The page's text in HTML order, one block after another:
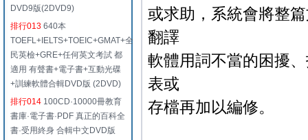
DVD9版(2DVD9)
排行013 640本
TOEFL+IELTS+TOEIC+GMAT+全
民英檢+GRE+任何英文考試 都
適用 有聲書+電子書+互動光碟
+訓練軟體合輯DVD版 (2DVD)
排行014 100CD·10000冊教育
書庫·電子書·PDF 真正的百科全
書·受用終身 合輯中文DVD版
或求助，系統會將整
翻譯
軟體用詞不當的困擾
表或
存檔再加以編修。